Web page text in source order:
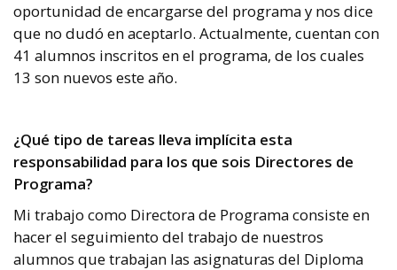
oportunidad de encargarse del programa y nos dice
que no dudó en aceptarlo. Actualmente, cuentan con
41 alumnos inscritos en el programa, de los cuales
13 son nuevos este año.
¿Qué tipo de tareas lleva implícita esta
responsabilidad para los que sois Directores de
Programa?
Mi trabajo como Directora de Programa consiste en
hacer el seguimiento del trabajo de nuestros
alumnos que trabajan las asignaturas del Diploma